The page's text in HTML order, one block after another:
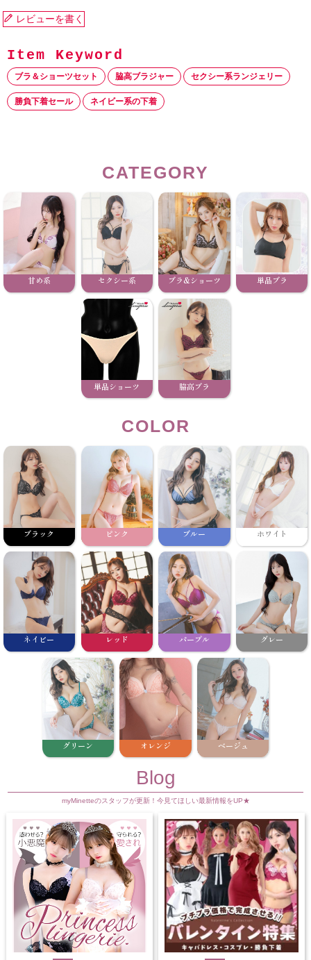
レビューを書く
ブラ＆ショーツセット 脇高ブラジャー セクシー系ランジェリー
勝負下着セール ネイビー系の下着
CATEGORY
甘め系 セクシー系 ブラ&ショーツ 単品ブラ
単品ショーツ 脇高ブラ
COLOR
ブラック ピンク ブルー ホワイト
ネイビー レッド パープル グレー
グリーン オレンジ ベージュ
Blog
myMinetteのスタッフが更新！今見てほしい最新情報をUP★